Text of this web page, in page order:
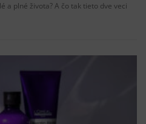
a plné života? A čo tak tieto dve veci